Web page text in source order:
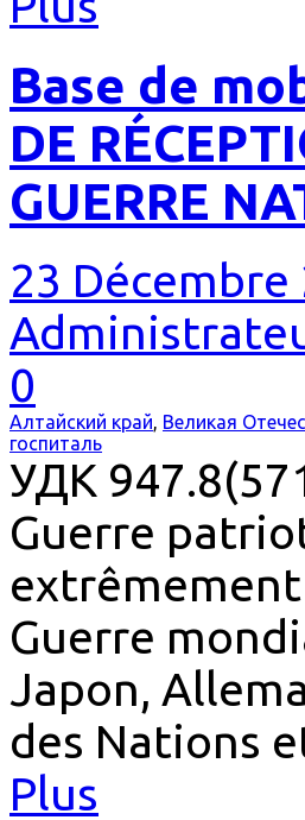
Base de
DE
GUERRE
23 Décembre
0
Алтайский край, Великая
госпиталь
УДК
Guerre
Guerre
Japon,
des Nations
Plus